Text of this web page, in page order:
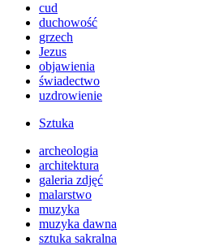
cud
duchowość
grzech
Jezus
objawienia
świadectwo
uzdrowienie
Sztuka
archeologia
architektura
galeria zdjęć
malarstwo
muzyka
muzyka dawna
sztuka sakralna